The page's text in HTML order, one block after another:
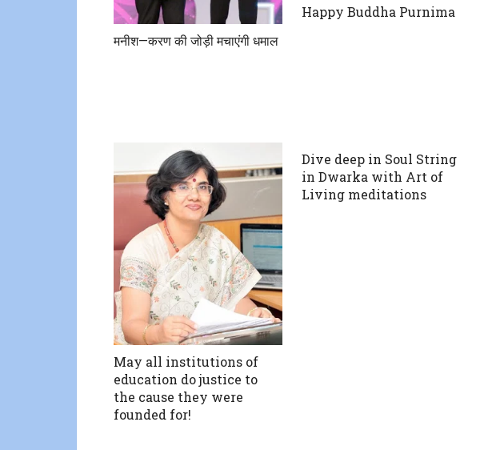
मनीश—करण की जोड़ी मचाएंगी धमाल
Happy Buddha Purnima
May all institutions of
education do justice to
the cause they were
founded for!
Dive deep in Soul String
in Dwarka with Art of
Living meditations